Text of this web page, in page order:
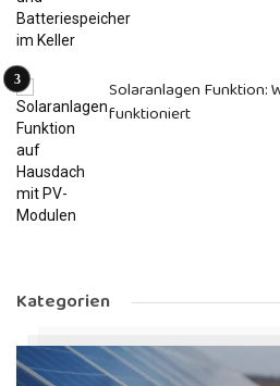
Solaranlagen Funktion:
funktioniert
Kategorien